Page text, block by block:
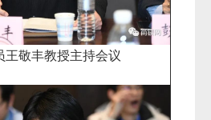
王敬丰教授主持会议